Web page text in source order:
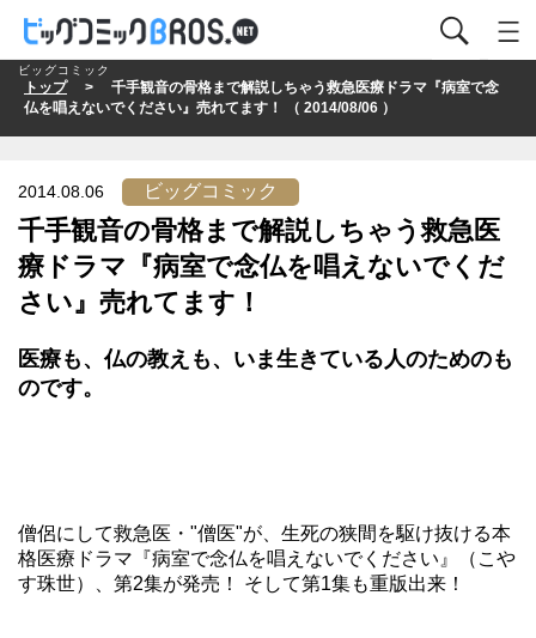
トップ> 千手観音の骨格まで解説しちゃう救急医療ドラマ『病室で念
仏を唱えないでください』売れてます！ （ 2014/08/06 ）
ビッグコミック
2014.08.06
千手観音の骨格まで解説しちゃう救急医
療ドラマ『病室で念仏を唱えないでくだ
さい』売れてます！
ビッグコミック
医療も、仏の教えも、いま生きている人のためのも
のです。
僧侶にして救急医・"僧医"が、生死の狭間を駆け抜ける本
格医療ドラマ 『病室で念仏を唱えないでください』
（こや
す珠世）、第2集が発売！ そして第1集も重版出来！